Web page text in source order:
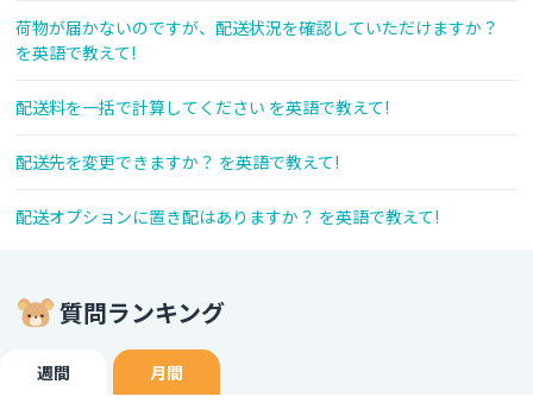
荷物が届かないのですが、配送状況を確認していただけますか？
を英語で教えて!
配送料を一括で計算してください を英語で教えて!
配送先を変更できますか？ を英語で教えて!
配送オプションに置き配はありますか？ を英語で教えて!
質問ランキング
週間 月間